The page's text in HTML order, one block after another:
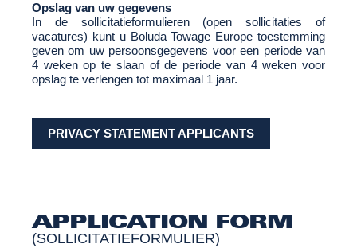
Opslag van uw gegevens
In de sollicitatieformulieren (open sollicitaties of
vacatures) kunt u Boluda Towage Europe toestemming
geven om uw persoonsgegevens voor een periode van
4 weken op te slaan of de periode van 4 weken voor
opslag te verlengen tot maximaal 1 jaar.
PRIVACY STATEMENT APPLICANTS
APPLICATION FORM
(SOLLICITATIEFORMULIER)